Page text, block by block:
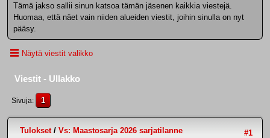
Tämä jakso sallii sinun katsoa tämän jäsenen kaikkia viestejä.
Huomaa, että näet vain niiden alueiden viestit, joihin sinulla on nyt
pääsy.
Näytä viestit valikko
Viestit - Ullakko
Sivuja 1
#1
Tulokset/ Vs: Maastosarja 2026 sarjatilanne